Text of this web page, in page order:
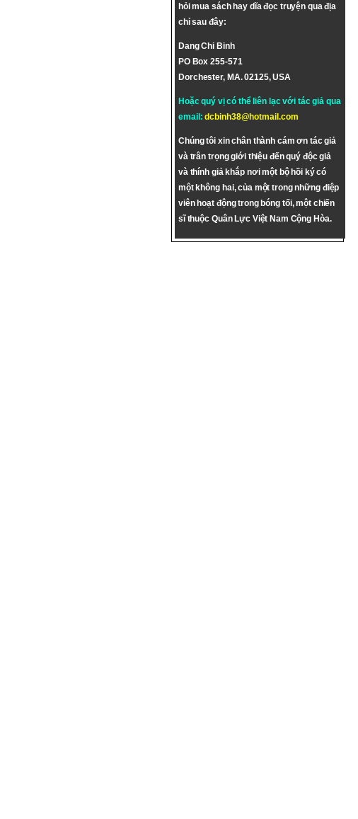
hỏi mua sách hay dĩa đọc truyện qua địa
chỉ sau đây:
Dang Chi Binh
PO Box 255-571
Dorchester, MA. 02125, USA
Hoặc quý vị có thể liên lạc với tác giả qua
email:dcbinh38@hotmail.com
Chúng tôi xin chân thành cám ơn tác giả
và trân trọng giới thiệu đến quý độc giả
và thính giả khắp nơi một bộ hồi ký có
một không hai, của một trong những điệp
viên hoạt động trong bóng tối, một chiến
sĩ thuộc Quân Lực Việt Nam Cộng Hòa.